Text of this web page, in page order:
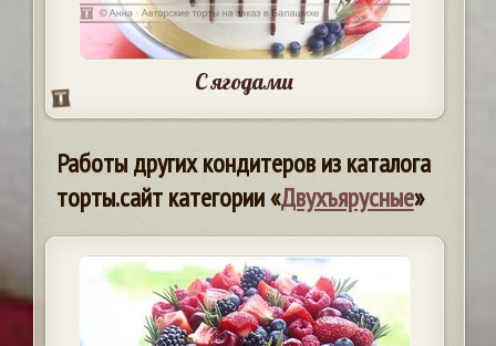
С ягодами
Работы других кондитеров из каталога
торты.сайт категории «Двухъярусные»